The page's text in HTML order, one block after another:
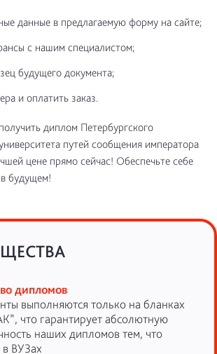
данные в предлагаемую форму на сайте;
с нашим специалистом;
будущего документа;
и оплатить заказ.
диплом Петербургского
путей сообщения императора
цене прямо сейчас! Обеспечьте себе
будущем!
дипломов
выполняются только на бланках
что гарантирует абсолютную
наших дипломов тем, что
ВУЗах